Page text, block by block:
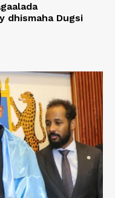
dhismaha Dugsi